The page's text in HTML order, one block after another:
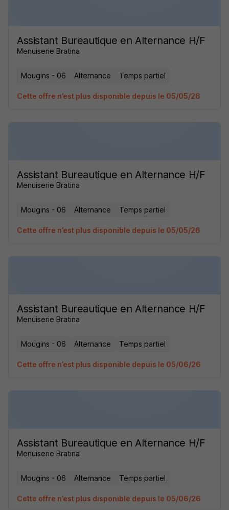
Assistant Bureautique en Alternance H/F
Menuiserie Bratina
Mougins - 06 Alternance Temps partiel
Cette offre n’est plus disponible depuis le 05/05/26
Assistant Bureautique en Alternance H/F
Menuiserie Bratina
Mougins - 06 Alternance Temps partiel
Cette offre n’est plus disponible depuis le 05/05/26
Assistant Bureautique en Alternance H/F
Menuiserie Bratina
Mougins - 06 Alternance Temps partiel
Cette offre n’est plus disponible depuis le 05/06/26
Assistant Bureautique en Alternance H/F
Menuiserie Bratina
Mougins - 06 Alternance Temps partiel
Cette offre n’est plus disponible depuis le 05/06/26